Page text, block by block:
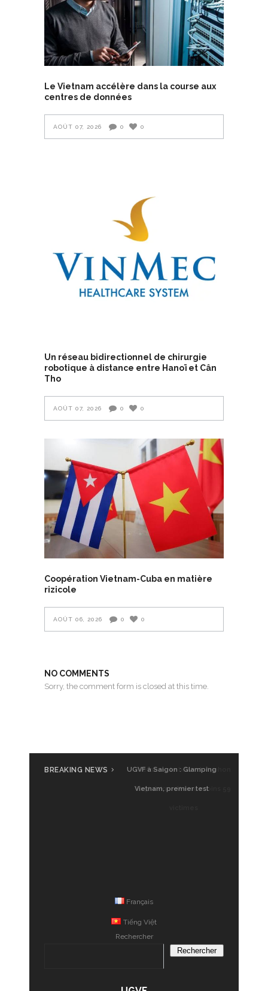
Le Vietnam accélère dans la course aux
centres de données
AOÛT 07, 2026 0 0
Un réseau bidirectionnel de chirurgie
robotique à distance entre Hanoï et Cân
Tho
AOÛT 07, 2026 0 0
Coopération Vietnam-Cuba en matière
rizicole
AOÛT 06, 2026 0 0
NO COMMENTS
Sorry, the comment form is closed at this time.
BREAKING NEWS UGVF à Saigon : Glamping
Vietnam, premier test
Français
Tiếng Việt
Rechercher
Rechercher